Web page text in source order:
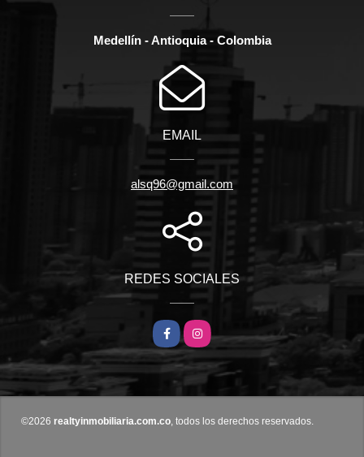
Medellín - Antioquia - Colombia
EMAIL
alsq96@gmail.com
REDES SOCIALES
Facebook
Instagram
©2026 realtyinmobiliaria.com.co, todos los derechos reservados.